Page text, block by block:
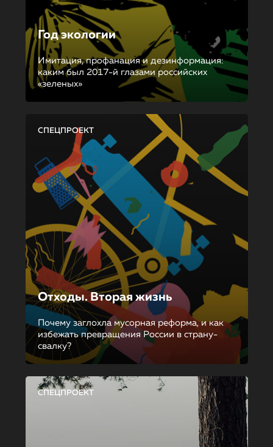
Год экологии
Имитация, профанация и дезинформация:
каким был 2017-й глазами российских
«зеленых»
СПЕЦПРОЕКТ
Отходы. Вторая жизнь
Почему заглохла мусорная реформа, и как
избежать превращения России в страну-
свалку?
СПЕЦПРОЕКТ